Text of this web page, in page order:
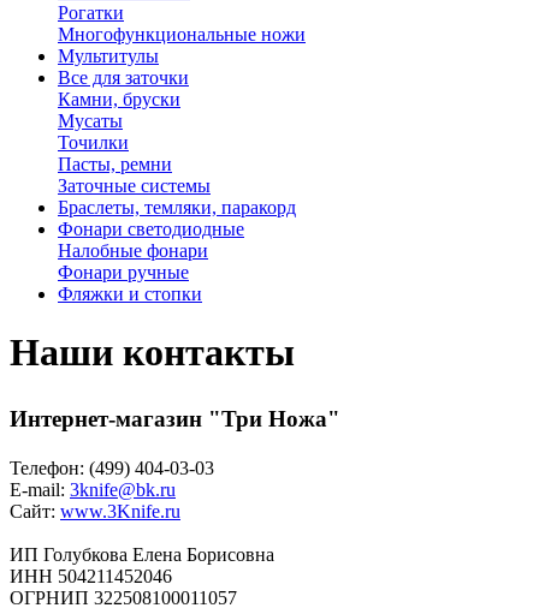
Рогатки
Многофункциональные ножи
Мультитулы
Все для заточки
Камни, бруски
Мусаты
Точилки
Пасты, ремни
Заточные системы
Браслеты, темляки, паракорд
Фонари светодиодные
Налобные фонари
Фонари ручные
Фляжки и стопки
Наши контакты
Интернет-магазин "Три Ножа"
Телефон: (499) 404-03-03
E-mail: 3knife@bk.ru
Сайт: www.3Knife.ru
ИП Голубкова Елена Борисовна
ИНН 504211452046
ОГРНИП 322508100011057